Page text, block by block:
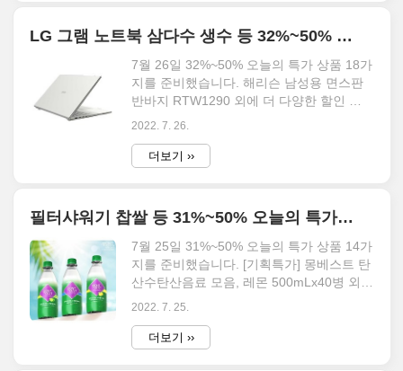
상품만 준비되어 있으며, 50% 이상 할인 중
인 특가 제품들도 따로 준비되어 있으니
5090 카테고리에서 확인 바랍니다. 오늘의
특가 19가지 무료배송 딱!하루 오늘만
(1+1) 프리미엄골드(마스크10장증정 할인
4.5 (21,..
LG 그램 노트북 삼다수 생수 등 32%~50% 오늘의 특가 상품 18가지
7월 26일 32%~50% 오늘의 특가 상품 18가
지를 준비했습니다. 해리슨 남성용 면스판
반바지 RTW1290 외에 더 다양한 할인 제
품들을 만나보세요. 이 글에서는 키스킨세
노트북케이스 14/15/16/17, 투명 등 30% 할
인부터 50% 이하 상품만 준비되어 있으며,
비되어 있으니 5090 카테고리에서 확인 바
랍니다. 오늘의 특가 18가지 해리슨 남성용
면스판 반바지 RTW1290 4% 23,800원
22,770원 4.0 (1,420) 무료배송 키스킨세트
가격할인 이벤트/LG 2021/22년형 그램 노
2022. 7. 26.
더보기 ››
필터샤워기 찹쌀 등 31%~50% 오늘의 특가 상품 14가지 7월 25일
7월 25일 31%~50% 오늘의 특가 상품 14가
지를 준비했습니다. [기획특가] 몽베스트 탄
산수탄산음료 모음, 레몬 500mLx40병 외에
더 다양한 할인 제품들을 만나보세요. 이 글
패삼겹살(오겹살+삼겹살) 혼합형 1kg 1팩
등 30% 할인부터 50% 이하 상품만 준비되
2022. 7. 25.
더보기 ››